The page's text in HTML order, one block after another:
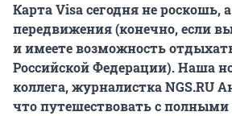
Карта Visa сегодня не роскошь,
передвижения (конечно, если
и имеете возможность
Российской Федерации). Наша
коллега, журналистка NGS.RU
что путешествовать с